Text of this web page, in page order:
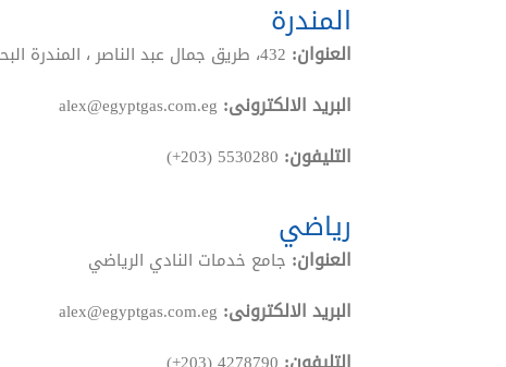
المندرة
العنوان: 432، طريق جمال عبد الناصر ، المندرة البحرية
البريد الالكترونى: alex@egyptgas.com.eg
التليفون: (+203) 5530280
رياضي
العنوان: جامع خدمات النادي الرياضي
البريد الالكترونى: alex@egyptgas.com.eg